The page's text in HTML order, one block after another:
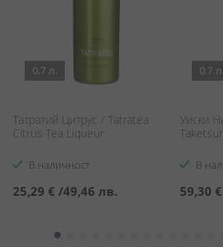
0.7 л.
Татратий Цитрус / Tatratea
Citrus Tea Liqueur
В наличност
25,29 € /49,46 лв.
0.7 л.
Уиски
В
59,30 €